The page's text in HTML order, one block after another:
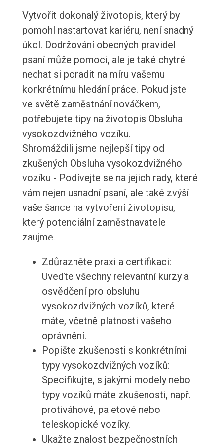
Vytvořit dokonalý životopis, který by
pomohl nastartovat kariéru, není snadný
úkol. Dodržování obecných pravidel
psaní může pomoci, ale je také chytré
nechat si poradit na míru vašemu
konkrétnímu hledání práce. Pokud jste
ve světě zaměstnání nováčkem,
potřebujete tipy na životopis Obsluha
vysokozdvižného vozíku.
Shromáždili jsme nejlepší tipy od
zkušených Obsluha vysokozdvižného
vozíku - Podívejte se na jejich rady, které
vám nejen usnadní psaní, ale také zvýší
vaše šance na vytvoření životopisu,
který potenciální zaměstnavatele
zaujme.
Zdůrazněte praxi a certifikaci:
Uveďte všechny relevantní kurzy a
osvědčení pro obsluhu
vysokozdvižných vozíků, které
máte, včetně platnosti vašeho
oprávnění.
Popište zkušenosti s konkrétními
typy vysokozdvižných vozíků:
Specifikujte, s jakými modely nebo
typy vozíků máte zkušenosti, např.
protiváhové, paletové nebo
teleskopické vozíky.
Ukažte znalost bezpečnostních